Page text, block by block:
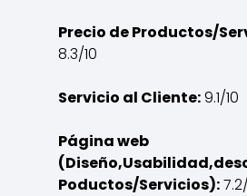
Precio de Productos/
8.3/10
Servicio al Cliente:9.1/10
Página web
Poductos/Servicios):